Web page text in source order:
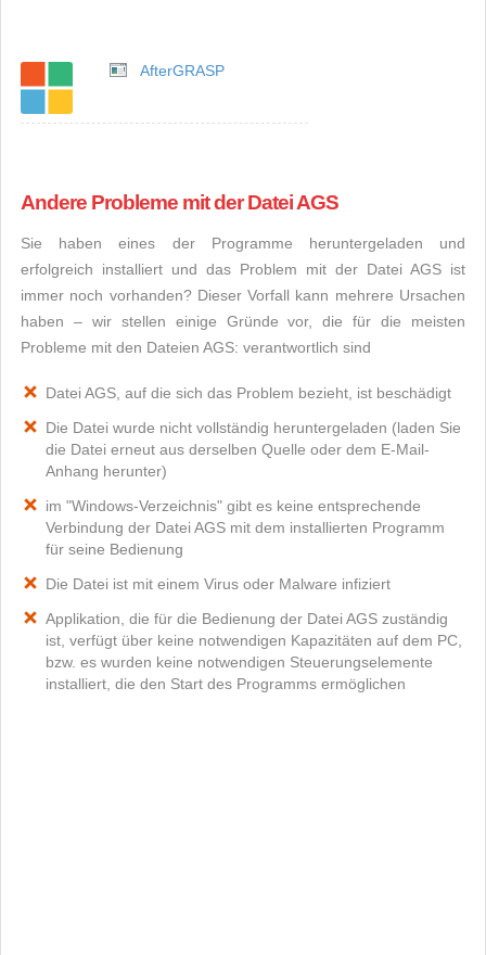
AfterGRASP
Andere Probleme mit der Datei AGS
Sie haben eines der Programme heruntergeladen und
erfolgreich installiert und das Problem mit der Datei AGS ist
immer noch vorhanden? Dieser Vorfall kann mehrere Ursachen
haben – wir stellen einige Gründe vor, die für die meisten
Probleme mit den Dateien AGS: verantwortlich sind
Datei AGS, auf die sich das Problem bezieht, ist beschädigt
Die Datei wurde nicht vollständig heruntergeladen (laden Sie
die Datei erneut aus derselben Quelle oder dem E-Mail-
Anhang herunter)
im "Windows-Verzeichnis" gibt es keine entsprechende
Verbindung der Datei AGS mit dem installierten Programm
für seine Bedienung
Die Datei ist mit einem Virus oder Malware infiziert
Applikation, die für die Bedienung der Datei AGS zuständig
ist, verfügt über keine notwendigen Kapazitäten auf dem PC,
bzw. es wurden keine notwendigen Steuerungselemente
installiert, die den Start des Programms ermöglichen